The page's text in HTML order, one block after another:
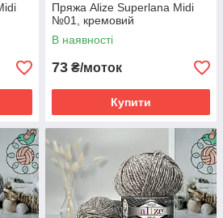
Пряжа Alize Superlana Midi
№01, кремовий
В наявності
73 ₴/моток
Купити